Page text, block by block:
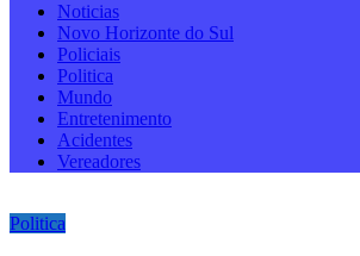
Noticias
Novo Horizonte do Sul
Policiais
Politica
Mundo
Entretenimento
Acidentes
Vereadores
Politica